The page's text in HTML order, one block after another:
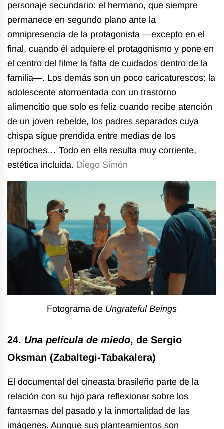
personaje secundario: el hermano, que siempre
permanece en segundo plano ante la
omnipresencia de la protagonista —excepto en el
final, cuando él adquiere el protagonismo y pone en
el centro del filme la falta de cuidados dentro de la
familia—. Los demás son un poco caricaturescos: la
adolescente atormentada con un trastorno
alimencitio que solo es feliz cuando recibe atención
de un joven rebelde, los padres separados cuya
chispa sigue prendida entre medias de los
reproches… Todo en ella resulta muy corriente,
estética incluida. Diego Simón
Fotograma de Ungrateful Beings
24. Una película de miedo, de Sergio
Oksman (Zabaltegi-Tabakalera)
El documental del cineasta brasileño parte de la
relación con su hijo para reflexionar sobre los
fantasmas del pasado y la inmortalidad de las
imágenes. Aunque sus planteamientos son